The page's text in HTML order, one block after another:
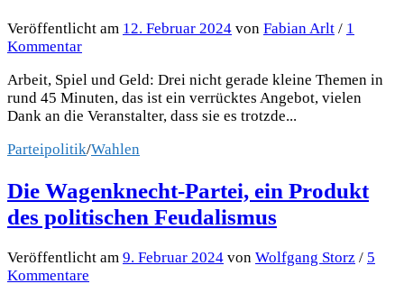
Veröffentlicht am 12. Februar 2024 von Fabian Arlt / 1
Kommentar
Arbeit, Spiel und Geld: Drei nicht gerade kleine Themen in
rund 45 Minuten, das ist ein verrücktes Angebot, vielen
Dank an die Veranstalter, dass sie es trotzde...
Parteipolitik/Wahlen
Die Wagenknecht-Partei, ein Produkt
des politischen Feudalismus
Veröffentlicht am 9. Februar 2024 von Wolfgang Storz / 5
Kommentare